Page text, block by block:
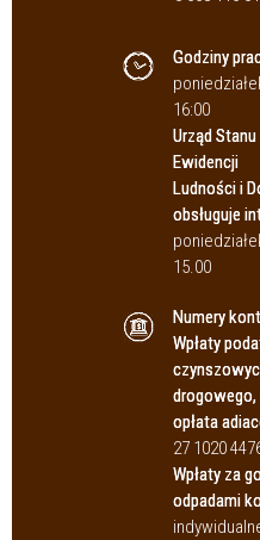
Godziny
16:00
Urząd
Ewidencji
Ludności i
obsługuje
15.00
Numery
Wpłaty
drogowego,
opłata
27 1020
Wpłaty za
odpadami